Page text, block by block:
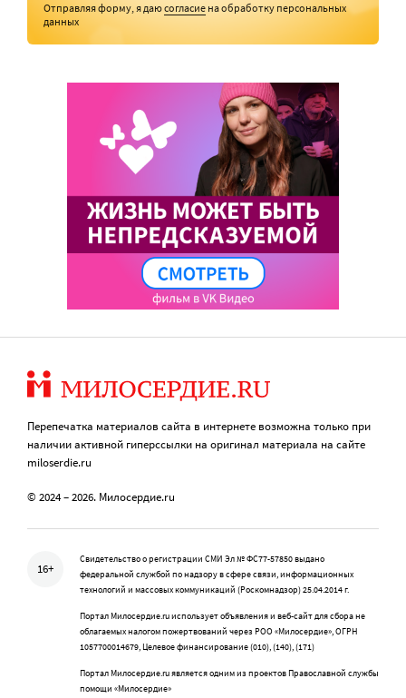
Отправляя форму, я даюсогласие на обработку персональных
данных
Перепечатка материалов сайта в интернете возможна только при
наличии активной гиперссылки на оригинал материала на сайте
miloserdie.ru
© 2024 – 2026. Милосердие.ru
16+
Свидетельство о регистрации СМИ Эл № ФС77-57850 выдано
федеральной службой по надзору в сфере связи, информационных
технологий и массовых коммуникаций (Роскомнадзор) 25.04.2014 г.
Портал Милосердие.ru использует объявления и веб-сайт для сбора не
облагаемых налогом пожертвований через РОО «Милосердие», ОГРН
1057700014679, Целевое финансирование (010), (140), (171)
Портал Милосердие.ru является одним из проектов Православной службы
помощи «Милосердие»